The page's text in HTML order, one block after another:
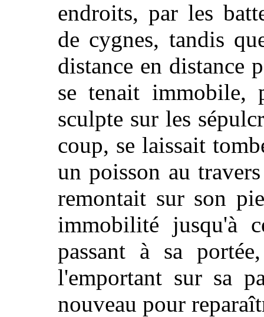
endroits, par les
de cygnes, tandis
distance en distance
se tenait immobile,
sculpte sur les
coup, se laissait
un poisson au
remontait sur son
immobilité jusqu'à
passant à sa
l'emportant sur sa
nouveau pour